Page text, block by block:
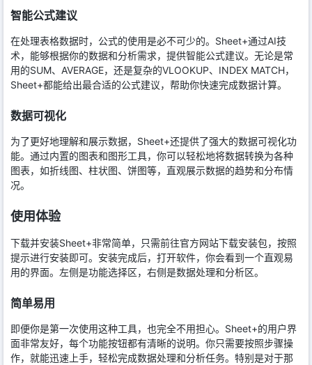
智能公式建议
在处理表格数据时，公式的使用是必不可少的。Sheet+通过AI技
术，能够根据你的数据和分析需求，提供智能公式建议。无论是常
用的SUM、AVERAGE，还是复杂的VLOOKUP、INDEX MATCH，
Sheet+都能给出最合适的公式建议，帮助你快速完成数据计算。
数据可视化
为了更好地理解和展示数据，Sheet+还提供了强大的数据可视化功
能。通过内置的图表和图形工具，你可以轻松地将数据转换为各种
图表，如折线图、柱状图、饼图等，直观展示数据的趋势和分布情
况。
使用体验
下载并安装Sheet+非常简单，只需前往官方网站下载安装包，按照
提示进行安装即可。安装完成后，打开软件，你会看到一个直观易
用的界面。左侧是功能选择区，右侧是数据处理和分析区。
简单易用
即便你是第一次使用这种工具，也完全不用担心。Sheet+的用户界
面非常友好，每个功能按钮都有清晰的说明。你只需要按照步骤操
作，就能迅速上手，轻松完成数据处理和分析任务。特别是对于那